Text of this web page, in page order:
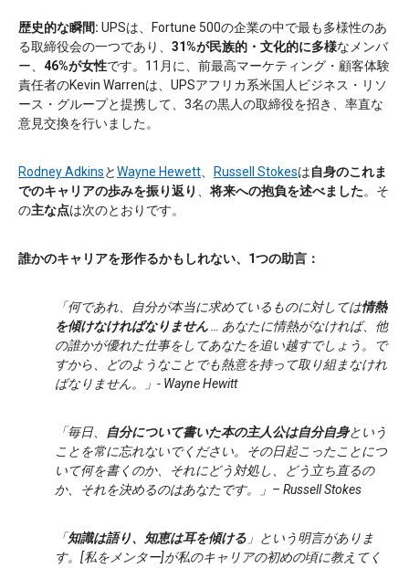
歴史的な瞬間: UPSは、Fortune 500の企業の中で最も多様性のあ
る取締役会の一つであり、 31%が民族的・文化的に多様なメンバ
ー、 46%が女性です。11月に、前最高マーケティング・顧客体験
責任者のKevin Warrenは、UPSアフリカ系米国人ビジネス・リソ
ース・グループと提携して、3名の黒人の取締役を招き、率直な
意見交換を行いました。
Rodney AdkinsとWayne Hewett Russell Stokesは自身のこれま
でのキャリアの歩みを振り返り
将来への抱負を述べました。そ
の主な点は次のとおりです。
誰かのキャリアを形作るかもしれない、1つの助言：
「何であれ、自分が本当に求めているものに対しては情熱
を傾けなければなりません … あなたに情熱がなければ、他
の誰かが優れた仕事をしてあなたを追い越すでしょう。で
すから、どのようなことでも熱意を持って取り組まなけれ
ばなりません。」- Wayne Hewitt
「毎日、 自分について書いた本の主人公は自分自身という
ことを常に忘れないでください。その日起こったことにつ
いて何を書くのか、それにどう対処し、どう立ち直るの
か、それを決めるのはあなたです。」– Russell Stokes
「知識は語り、知恵は耳を傾ける 」という明言がありま
す。[私をメンター]が私のキャリアの初めの頃に教えてく